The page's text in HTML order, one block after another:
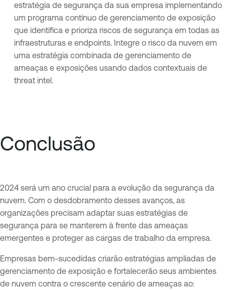
estratégia de segurança da sua empresa implementando
um programa contínuo de gerenciamento de exposição
que identifica e prioriza riscos de segurança em todas as
infraestruturas e endpoints. Integre o risco da nuvem em
uma estratégia combinada de gerenciamento de
ameaças e exposições usando dados contextuais de
threat intel.
Conclusão
2024 será um ano crucial para a evolução da segurança da
nuvem. Com o desdobramento desses avanços, as
organizações precisam adaptar suas estratégias de
segurança para se manterem à frente das ameaças
emergentes e proteger as cargas de trabalho da empresa.
Empresas bem-sucedidas criarão estratégias ampliadas de
gerenciamento de exposição e fortalecerão seus ambientes
de nuvem contra o crescente cenário de ameaças ao: